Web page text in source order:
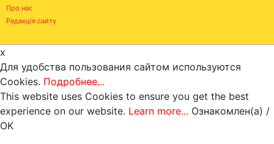
Про нас
Редакція сайту
x
Для удобства пользования сайтом используются
Cookies. Подробнее...
This website uses Cookies to ensure you get the best
experience on our website. Learn more... Ознакомлен(а) /
OK